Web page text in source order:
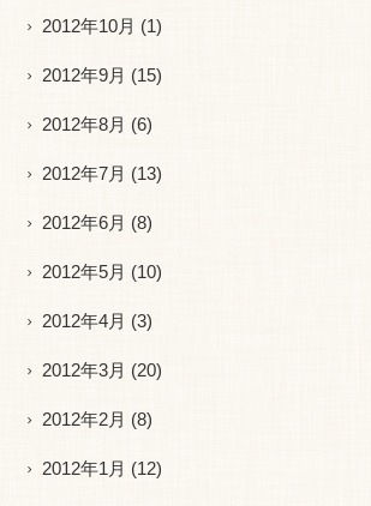
2012年10月 (1)
2012年9月 (15)
2012年8月 (6)
2012年7月 (13)
2012年6月 (8)
2012年5月 (10)
2012年4月 (3)
2012年3月 (20)
2012年2月 (8)
2012年1月 (12)